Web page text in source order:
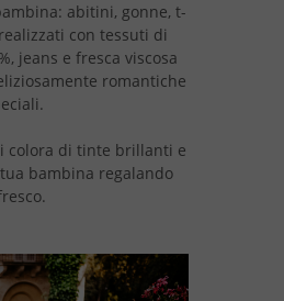
abitini, gonne, t-
con tessuti di
jeans e fresca viscosa
romantiche
colora di tinte brillanti e
bambina regalando